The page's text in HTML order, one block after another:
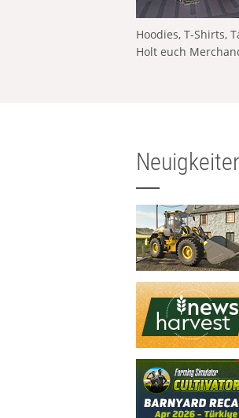
Hoodies, T-Shirts,
Holt euch